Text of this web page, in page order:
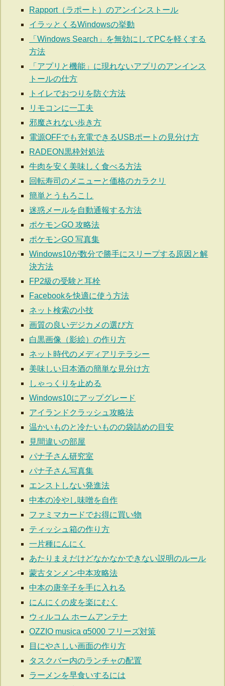
Rapport（ラポート）のアンインストール
イラッとくるWindowsの挙動
「Windows Search」を無効にしてPCを軽くする
方法
「アプリと機能」に現れないアプリのアンインス
トールの仕方
トイレでおつりを防ぐ方法
リモコンに一工夫
邪魔されない歩き方
電源OFFでも充電できるUSBポートの見分け方
RADEON黒枠対処法
牛肉を安く美味しく食べる方法
回転寿司のメニューと価格のカラクリ
簡単とうもろこし
迷惑メールを自動通報する方法
ポケモンGO 攻略法
ポケモンGO 写真集
Windows10が数分で勝手にスリープする原因と解
決方法
FP2級の受験と耳栓
Facebookを快適に使う方法
ネット検索の小技
画質の良いデジカメの選び方
白黒画像（影絵）の作り方
ネット時代のメディアリテラシー
美味しい日本酒の簡単な見分け方
しゃっくりを止める
Windows10にアップグレード
アイランドクラッシュ攻略法
温かいものと冷たいものの袋詰めの目安
見間違いの部屋
パナ子さん研究室
パナ子さん写真集
エンストしない発進法
中本の冷やし味噌を自作
ファミマカードでお得に買い物
ティッシュ箱の作り方
一片種にんにく
あたりまえだけどなかなかできない説明のルール
蒙古タンメン中本攻略法
中本の唐辛子を手に入れる
にんにくの皮を楽にむく
ウィルコム ホームアンテナ
OZZIO musica α5000 フリーズ対策
目にやさしい画面の作り方
タスクバー内のランチャの配置
ラーメンを早食いするには